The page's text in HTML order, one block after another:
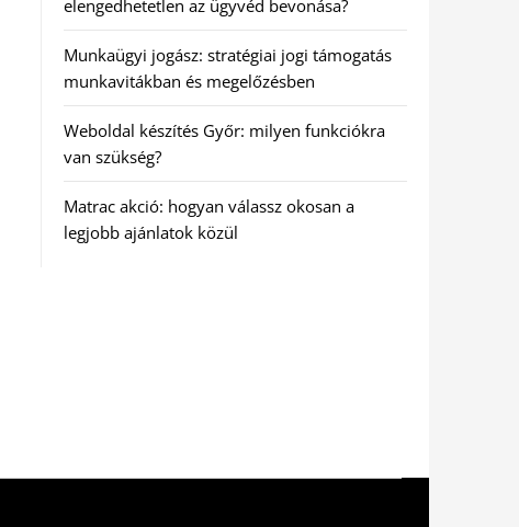
elengedhetetlen az ügyvéd bevonása?
Munkaügyi jogász: stratégiai jogi támogatás
munkavitákban és megelőzésben
Weboldal készítés Győr: milyen funkciókra
van szükség?
Matrac akció: hogyan válassz okosan a
legjobb ajánlatok közül